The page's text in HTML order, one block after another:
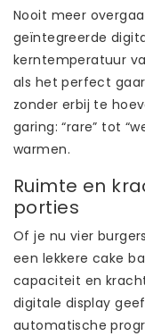
Nooit meer
geïntegreerde
kerntemperatuur
als het perfect
zonder erbij te
garing: “rare” tot
warmen.
Ruimte en
porties
Of je nu vier
een lekkere cake
capaciteit en
digitale display
automatische